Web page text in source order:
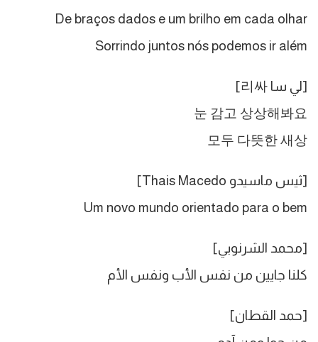
De braços dados e um brilho em cada olhar
Sorrindo juntos nós podemos ir além
[لي سا 리싸]
눈 감고 상상해봐요
모두 다뜻한 새상
[ثيس ماسيدو Thais Macedo]
Um novo mundo orientado para o bem
[محمد الشرنوبي]
كلنا جايين من نفس الأب ونفس الأم
[حمد القطان]